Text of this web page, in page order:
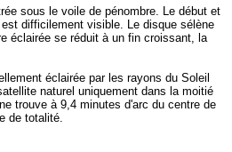
sous le voile de pénombre. Le début et
difficilement visible. Le disque sélène
éclairée se réduit à un fin croissant, la
éclairée par les rayons du Soleil
naturel uniquement dans la moitié
trouve à 9,4 minutes d'arc du centre de
de totalité.